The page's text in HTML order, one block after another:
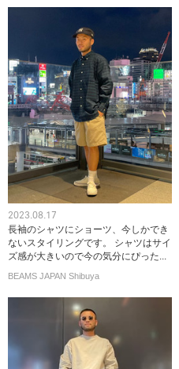
2023.08.17
長袖のシャツにショーツ、今しかでき
ないスタイリングです。 シャツはサイ
ズ感が大きいので今の気分にぴった...
BEAMS JAPAN Shibuya